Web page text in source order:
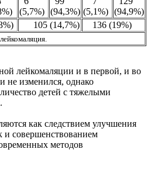
(5,7%) (94,3%) (5,1%) (94,9%)
105 (14,7%) 136 (19%)
лейкомаляции и в первой, и во
не изменился, однако
детей с тяжелыми
как следствием улучшения
и совершенствованием
методов